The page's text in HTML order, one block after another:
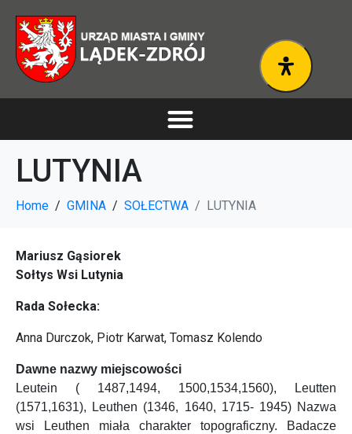
LUTYNIA
Home GMINA SOŁECTWA LUTYNIA
Mariusz Gąsiorek
Sołtys Wsi Lutynia
Rada Sołecka:
Anna Durczok, Piotr Karwat, Tomasz Kolendo
Dawne nazwy miejscowości
Leutein ( 1487,1494, 1500,1534,1560), Leutten
(1571,1631), Leuthen (1346, 1640, 1715- 1945) Nazwa
wsi Leuthen miała charakter topograficzny. Badacze